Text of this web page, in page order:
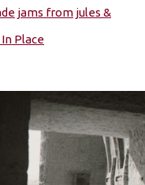
jams from jules &
Place